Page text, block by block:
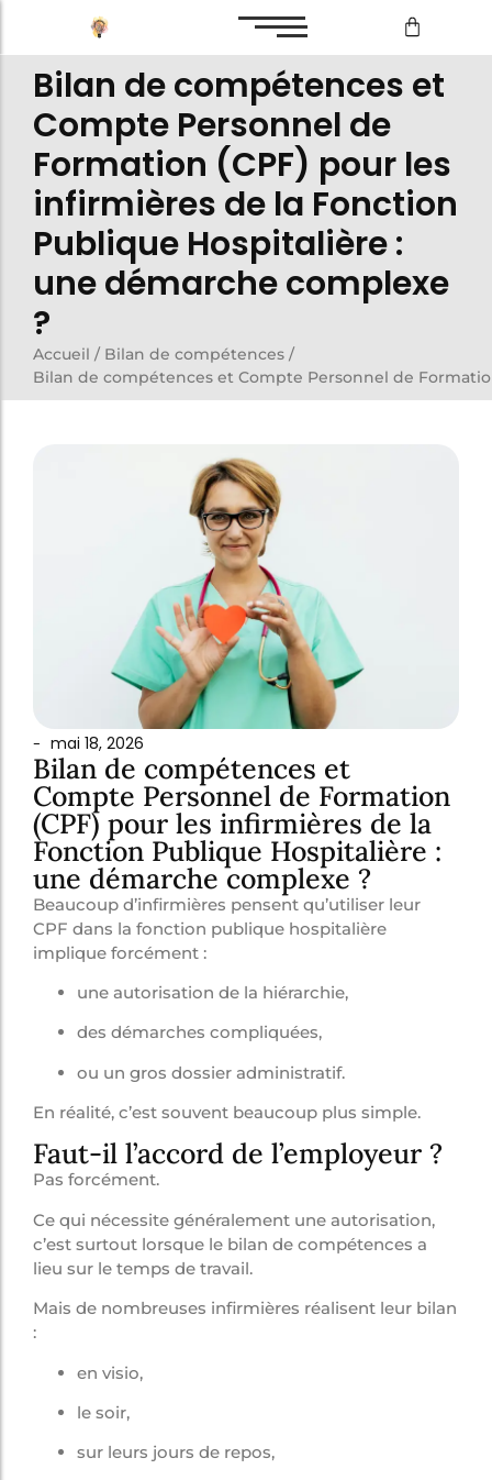
Bilan de compétences
Reconversion professionnelle
Bilan de compétences
Reconversion professionnelle
Bilan de compétences et
Compte Personnel de
Formation (CPF) pour les
infirmières de la Fonction
Publique Hospitalière :
une démarche complexe
?
Accueil / Bilan de compétences /
Bilan de compétences et Compte Personnel de
- mai 18, 2026
Bilan de compétences et
Compte Personnel de Formation
(CPF) pour les infirmières de la
Fonction Publique Hospitalière :
une démarche complexe ?
Beaucoup d’infirmières pensent qu’utiliser leur
CPF dans la fonction publique hospitalière
implique forcément :
une autorisation de la hiérarchie,
des démarches compliquées,
ou un gros dossier administratif.
En réalité, c’est souvent beaucoup plus simple.
Faut-il l’accord de l’employeur ?
Pas forcément.
Ce qui nécessite généralement une autorisation,
c’est surtout lorsque le bilan de compétences a
lieu sur le temps de travail.
Mais de nombreuses infirmières réalisent leur bilan
:
en visio,
le soir,
sur leurs jours de repos,